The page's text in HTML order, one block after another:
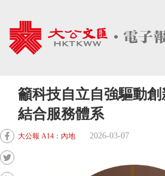
籲科技自立自強驅動
結合服務體系
大公報 A14：內地 2026-03-07